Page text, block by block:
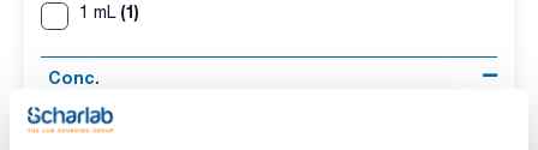
1 mL (1)
Conc.
100 ug/ml